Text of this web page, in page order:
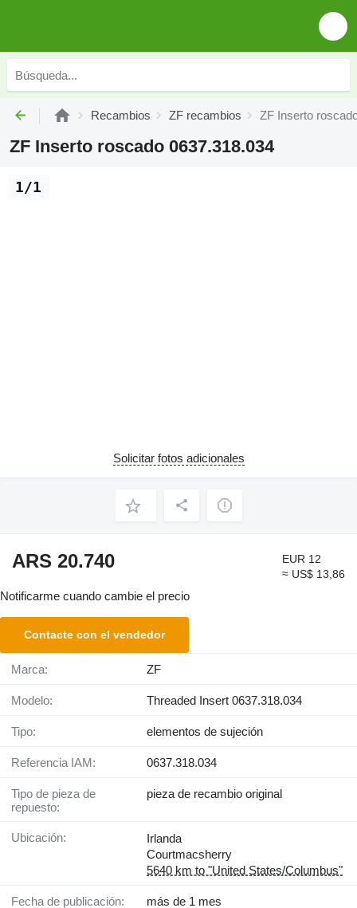
Recambios ZF recambios ZF Inserto
ZF Inserto roscado 0637.318.034
1/1
Solicitar fotos adicionales
ARS 20.740
EUR 12
≈ US$ 13,86
Notificarme cuando cambie el precio
Contacte con el vendedor
Marca: ZF
Modelo: Threaded Insert 0637.318.034
Tipo: elementos de sujeción
Referencia IAM: 0637.318.034
Tipo de pieza de
repuesto:
pieza de recambio original
Ubicación:
Irlanda
Courtmacsherry
5640 km to "United States/Columbus"
Fecha de publicación: más de 1 mes